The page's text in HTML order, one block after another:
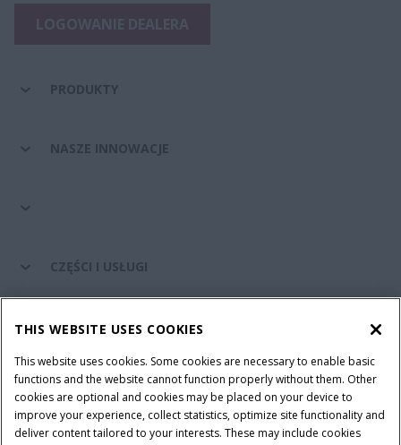
PRODUKTY
NASZE INNOWACJE
CZĘŚCI I USŁUGI
ŚWIAT CASE IH
Regulamin
Informacje na temat ochrony prywatności
Adres wydawniczy
Cookie Settings
THIS WEBSITE USES COOKIES
This website uses cookies. Some cookies are necessary to enable basic
functions and the website cannot function properly without them. Other
cookies are optional and cookies may be placed on your device to
improve your experience, collect statistics, optimize site functionality and
deliver content tailored to your interests. These may include cookies